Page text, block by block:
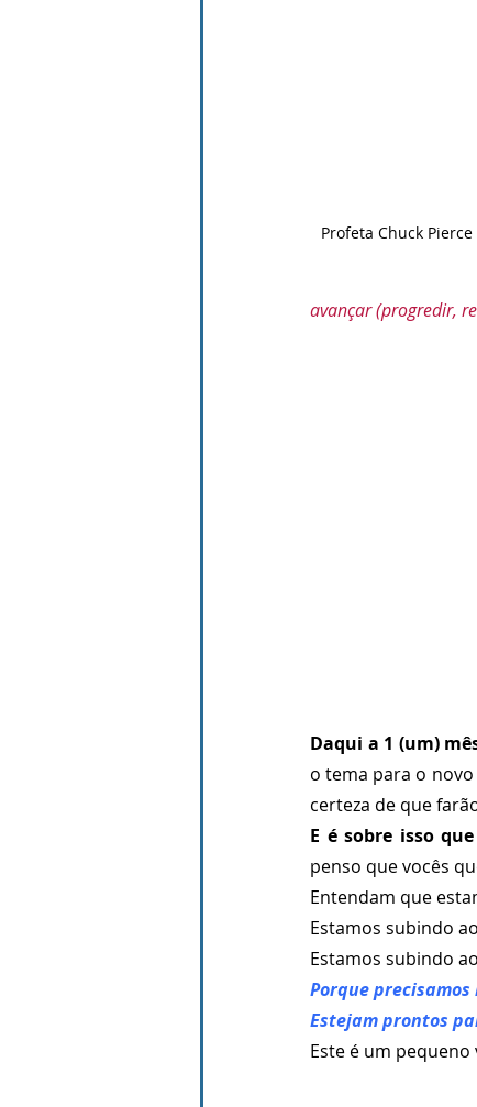
Profeta Chuck Pierce
avançar (progredir,
Daqui a 1 (um)
o tema para o
certeza de que
E é sobre isso
penso que vocês
Entendam que
Estamos subindo
Estamos subindo
Porque
Estejam prontos
Este é um